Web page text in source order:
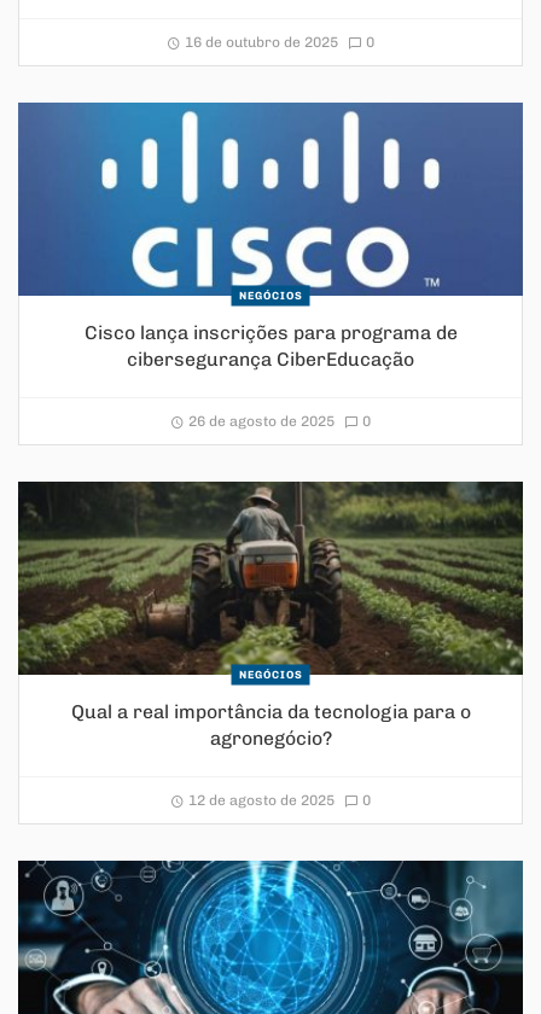
16 de outubro de 2025 0
NEGÓCIOS
Cisco lança inscrições para programa de
cibersegurança CiberEducação
26 de agosto de 2025 0
NEGÓCIOS
Qual a real importância da tecnologia para o
agronegócio?
12 de agosto de 2025 0